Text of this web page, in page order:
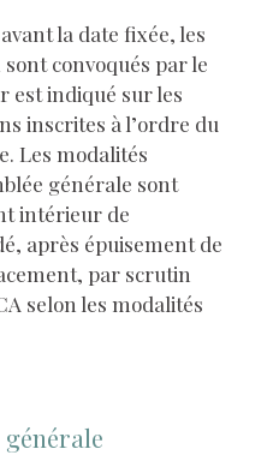
la date fixée, les
convoqués par le
est indiqué sur les
inscrites à l’ordre du
Les modalités
générale sont
intérieur de
après épuisement de
par scrutin
selon les modalités
générale